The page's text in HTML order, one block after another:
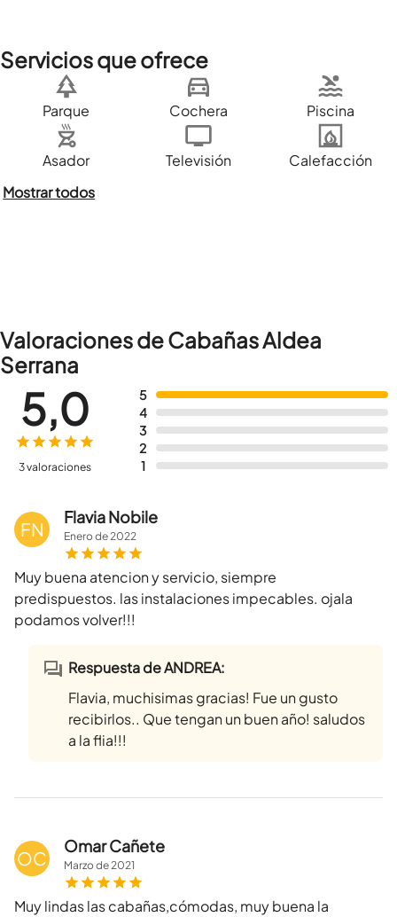
Servicios que ofrece
Parque Cochera Piscina
Asador Televisión
Calefacción
Mostrar todos
Valoraciones de Cabañas Aldea
Serrana
5
4
3
2
1
5,0
3 valoraciones
FN
Flavia Nobile
Enerode2022
Muy buena atencion y servicio, siempre
predispuestos. las instalaciones impecables. ojala
podamos volver!!!
Respuesta de ANDREA:
Flavia, muchisimas gracias! Fue un gusto
recibirlos.. Que tengan un buen año! saludos
a la flia!!!
OC
Omar Cañete
Marzode2021
Muy lindas las cabañas,cómodas, muy buena la